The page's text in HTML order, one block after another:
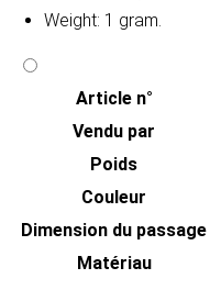
Weight: 1 gram.
Article n°
Vendu par
Poids
Couleur
Dimension du passage
Matériau